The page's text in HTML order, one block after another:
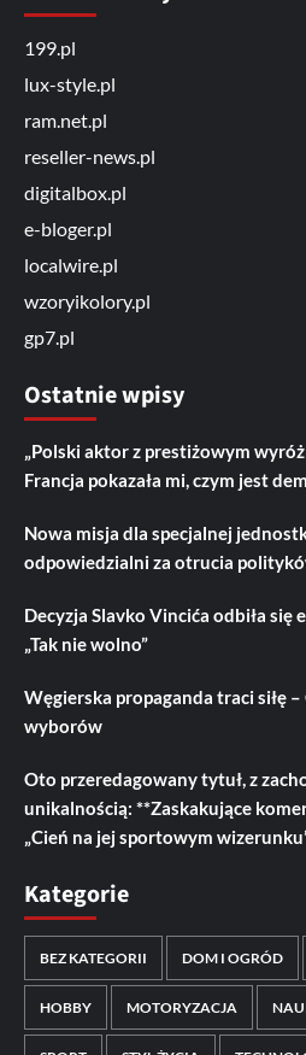
199.pl
lux-style.pl
ram.net.pl
reseller-news.pl
digitalbox.pl
e-bloger.pl
localwire.pl
wzoryikolory.pl
gp7.pl
Ostatnie wpisy
„Polski aktor z prestiżowym
Francja pokazała mi, czym jest
Nowa misja dla specjalnej
odpowiedzialni za otrucia
Decyzja Slavko Vincića odbiła się
„Tak nie wolno”
Węgierska propaganda traci siłę
wyborów
Oto przeredagowany tytuł, z
unikalnością: **Zaskakujące
„Cień na jej sportowym
Kategorie
BEZ KATEGORII DOM I OGRÓD
HOBBY MOTORYZACJA